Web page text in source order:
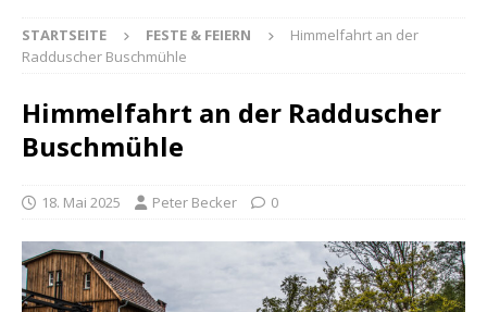
STARTSEITE FESTE & FEIERN
Himmelfahrt an der
Radduscher Buschmühle
Himmelfahrt an der Radduscher
Buschmühle
18. Mai 2025 Peter Becker 0